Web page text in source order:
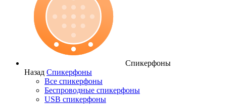
Спикерфоны
Назад Спикерфоны
Все спикерфоны
Беспроводные спикерфоны
USB спикерфоны